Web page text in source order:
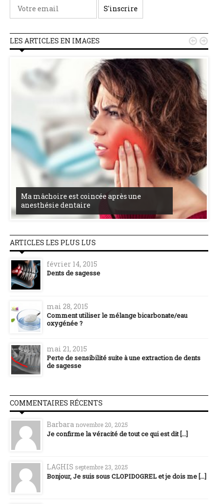
LES ARTICLES EN IMAGES
Ma mâchoire est coincée après une
anesthésie dentaire
 
ARTICLES LES PLUS LUS
février 14, 2015
Dents de sagesse
mai 28, 2015
Comment utiliser le mélange bicarbonate/eau
oxygénée ?
mai 21, 2015
Perte de sensibilité suite à une extraction de dents
de sagesse
COMMENTAIRES RÉCENTS
Barbara novembre 20, 2025
Je confirme la véracité de tout ce qui est dit [...]
LAGHIS septembre 23, 2025
Bonjour, Je suis sous CLOPIDOGREL et je dois me [...]